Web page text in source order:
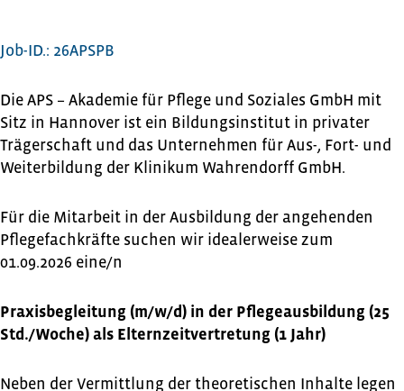
Job-ID.: 26APSPB
Die APS – Akademie für Pflege und Soziales GmbH mit
Sitz in Hannover ist ein Bildungsinstitut in privater
Trägerschaft und das Unternehmen für Aus-, Fort- und
Weiterbildung der Klinikum Wahrendorff GmbH.
Für die Mitarbeit in der Ausbildung der angehenden
Pflegefachkräfte suchen wir idealerweise zum
01.09.2026 eine/n
Praxisbegleitung (m/w/d) in der Pflegeausbildung (25
Std./Woche) als Elternzeitvertretung (1 Jahr)
Neben der Vermittlung der theoretischen Inhalte legen